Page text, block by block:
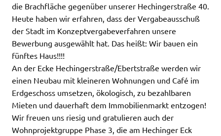
die Brachfläche gegenüber unserer Hechingerstraße 40.
Heute haben wir erfahren, dass der Vergabeausschuß
der Stadt im Konzeptvergabeverfahren unsere
Bewerbung ausgewählt hat. Das heißt: Wir bauen ein
fünftes Haus!!!!
An der Ecke Hechingerstraße/Ebertstraße werden wir
einen Neubau mit kleineren Wohnungen und Café im
Erdgeschoss umsetzen, ökologisch, zu bezahlbaren
Mieten und dauerhaft dem Immobilienmarkt entzogen!
Wir freuen uns riesig und gratulieren auch der
Wohnprojektgruppe Phase 3, die am Hechinger Eck